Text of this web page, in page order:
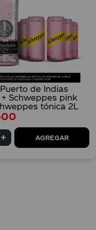
de Indias
Schweppes pink
tónica 2L
AGREGAR